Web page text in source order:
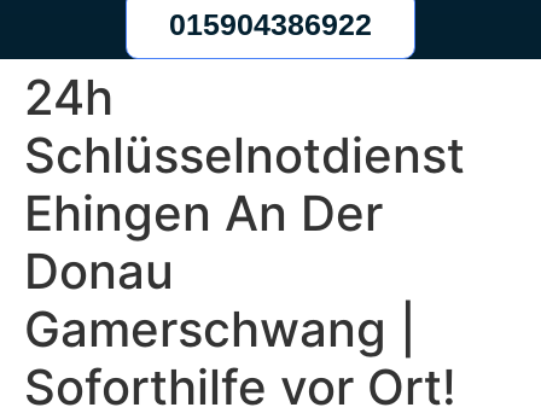
015904386922
24h
Schlüsselnotdienst
Ehingen An Der
Donau
Gamerschwang |
Soforthilfe vor Ort!